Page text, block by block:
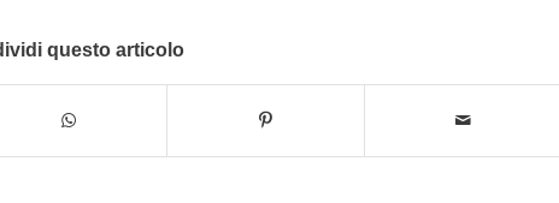
questo articolo